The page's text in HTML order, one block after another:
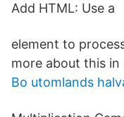
Add HTML: Use a
element to
more about this in
Bo utomlands